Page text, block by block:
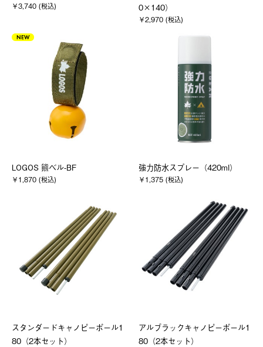
￥3,740 (税込)
0×140）
￥2,970 (税込)
NEW
LOGOS 熊ベル-BF
￥1,870 (税込)
強力防水スプレー（420ml）
￥1,375 (税込)
スタンダードキャノピーポール1
80（2本セット）
アルブラックキャノピーポール1
80（2本セット）